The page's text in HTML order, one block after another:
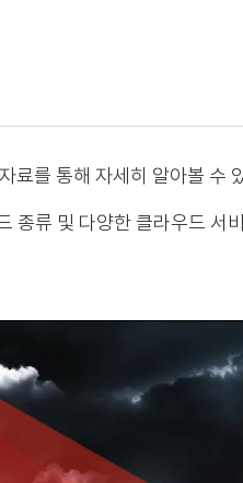
료를 통해 자세히 알아볼 수
종류 및 다양한 클라우드 서